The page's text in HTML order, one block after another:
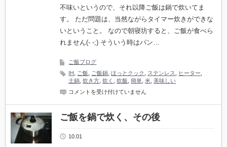
不味いというので、それ以降ご飯は鍋で炊いてま
す。 ただ問題は、当然ながらタイマー炊きができな
いということ。 なので朝寝坊すると、ご飯が食べら
れません(- -;) そういう時はパン…
ご飯ブログ
IH
ご飯 ご飯鍋 ,ほっとクック ステンレス ヒーター
土鍋 ,炊き方 ,炊く ,炊飯 ,簡単 ,米 ,美味しい
鍋
炊
い
た
ご
飯
コメントを受け付けていません
ご飯を鍋で炊く、その後
10.01